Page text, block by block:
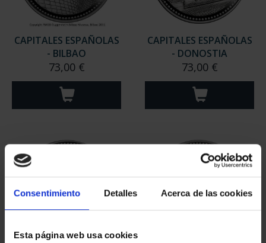
Consentimiento Detalles Acerca de las cookies
Esta página web usa cookies
CAPITALES ESPAÑOLAS
- BILBAO
73,00 €
CAPITALES ESPAÑOLAS
- DONOSTIA
73,00 €